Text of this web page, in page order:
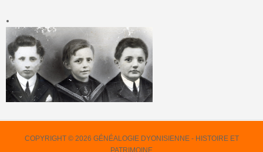
COPYRIGHT © 2026 GÉNÉALOGIE DYONISIENNE - HISTOIRE ET
PATRIMOINE